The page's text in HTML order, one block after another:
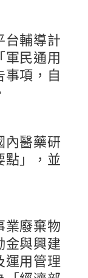
台輔導計
軍民通用
事項，自
內醫藥研
點」，並
業廢棄物
金與興建
運用管理